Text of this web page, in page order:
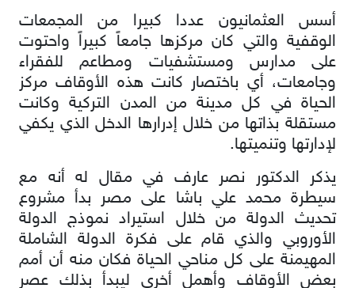
أسس العثمانيون عددا كبيرا من المجمعات
الوقفية والتي كان مركزها جامعاً كبيراً واحتوت
على مدارس ومستشفيات ومطاعم للفقراء
وجامعات، أي باختصار كانت هذه الأوقاف مركز
الحياة في كل مدينة من المدن التركية وكانت
مستقلة بذاتها من خلال إدرارها الدخل الذي يكفي
لإدارتها وتنميتها.
يذكر الدكتور نصر عارف في مقال له أنه مع
سيطرة محمد علي باشا على مصر بدأ مشروع
تحديث الدولة من خلال استيراد نموذج الدولة
الأوروبي والذي قام على فكرة الدولة الشاملة
المهيمنة على كل مناحي الحياة فكان منه أن أمم
بعض الأوقاف وأهمل أخرى ليبدأ بذلك عصر